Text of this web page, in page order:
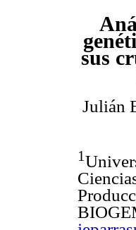
sus
Julián
1